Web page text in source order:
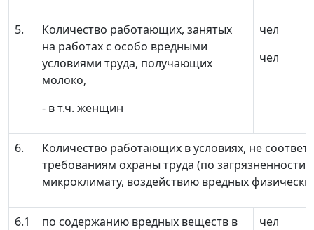
5.
Количество работающих, занятых
на работах с особо вредными
условиями труда, получающих
молоко,
- в т.ч. женщин
чел
чел
6.
Количество работающих в условиях, не
требованиям охраны труда (по загрязненности,
микроклимату, воздействию вредных
6.1
по содержанию вредных веществ в
чел